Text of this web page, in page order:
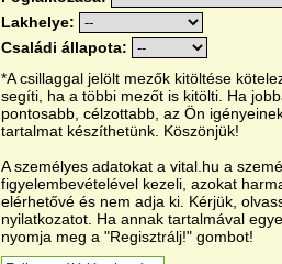
Lakhelye:
Családi állapota:
*A csillaggal jelölt mezők kitöltése
segíti, ha a többi mezőt is kitölti. Ha
pontosabb, célzottabb, az Ön
tartalmat készíthetünk. Köszönjük!
A személyes adatokat a vital.hu a
figyelembevételével kezeli, azokat
elérhetővé és nem adja ki. Kérjük,
nyilatkozatot. Ha annak tartalmával
nyomja meg a "Regisztrálj!" gombot!